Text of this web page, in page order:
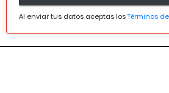
Al enviar tus datos aceptas losTérminos